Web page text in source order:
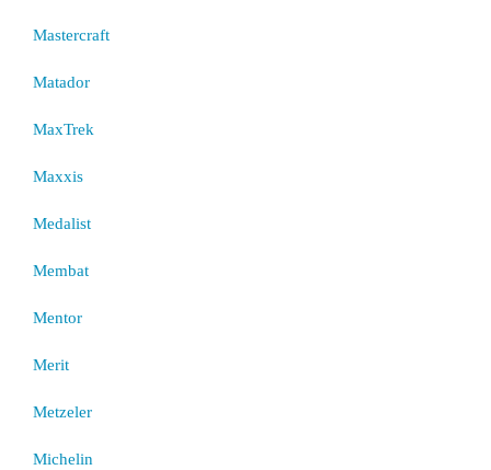
Mastercraft
Matador
MaxTrek
Maxxis
Medalist
Membat
Mentor
Merit
Metzeler
Michelin